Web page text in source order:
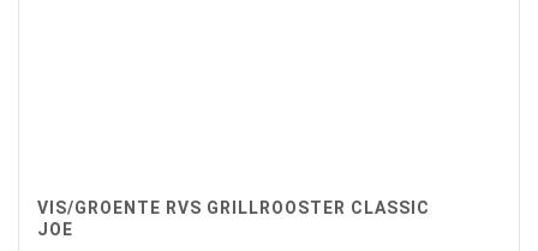
VIS/GROENTE RVS GRILLROOSTER CLASSIC
JOE